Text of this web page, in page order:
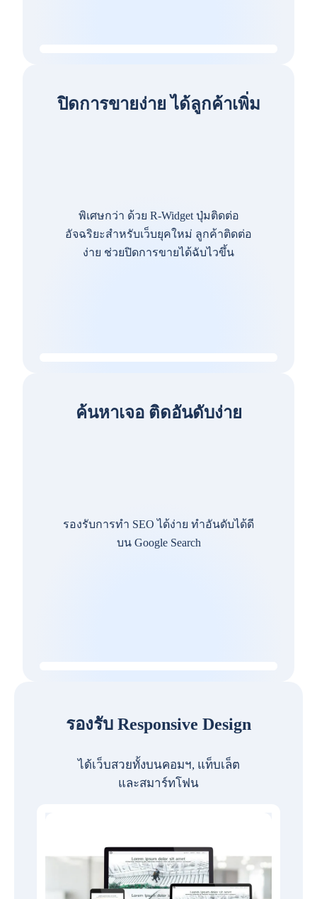
ปิดการขายง่าย ได้ลูกค้าเพิ่ม
พิเศษกว่า ด้วย R-Widget ปุ่มติดต่อ
อัจฉริยะสำหรับเว็บยุคใหม่ ลูกค้าติดต่อ
ง่าย ช่วยปิดการขายได้ฉับไวขึ้น
ค้นหาเจอ ติดอันดับง่าย
รองรับการทำ SEO ได้ง่าย ทำอันดับได้ดี
บน Google Search
รองรับ Responsive Design
ได้เว็บสวยทั้งบนคอมฯ, แท็บเล็ต
และสมาร์ทโฟน